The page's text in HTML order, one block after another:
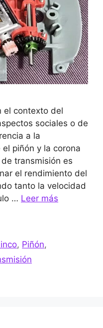
el contexto del
sociales o de
a la
piñón y la corona
transmisión es
el rendimiento del
tanto la velocidad
… Leer más
, Piñón,